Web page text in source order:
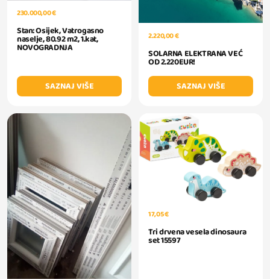
230.000,00 €
Stan: Osijek, Vatrogasno
naselje, 80.92 m2, 1.kat,
NOVOGRADNJA
SAZNAJ VIŠE
2.220,00 €
SOLARNA ELEKTRANA VEĆ
OD 2.220EUR!
SAZNAJ VIŠE
17,05 €
Tri drvena vesela dinosaura
set 15597